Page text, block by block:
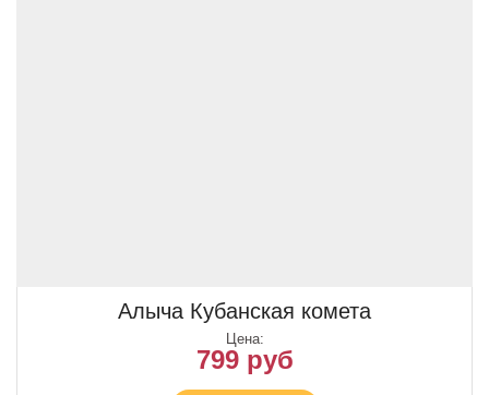
Алыча Кубанская комета
Цена:
799 руб